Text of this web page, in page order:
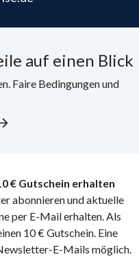
auf einen Blick
Faire Bedingungen und
€ Gutschein erhalten
abonnieren und aktuelle
per E-Mail erhalten. Als
10 € Gutschein. Eine
E-Mails möglich.